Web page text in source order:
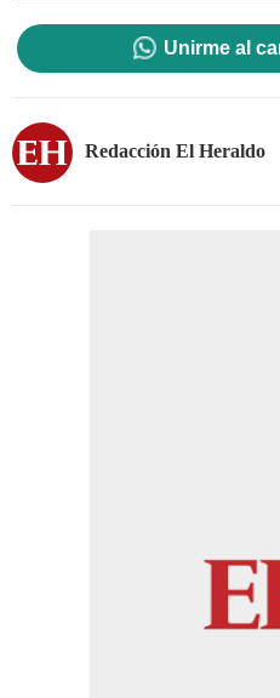
Unirme al
Redacción El Heraldo